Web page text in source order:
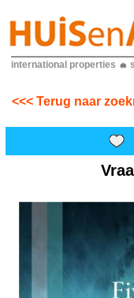
international properties
<<< Terug naar